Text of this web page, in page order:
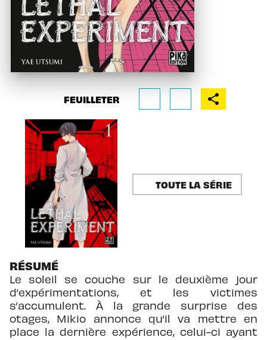
FEUILLETER
TOUTE LA SÉRIE
RÉSUMÉ
Le soleil se couche sur le deuxième jour
d’expérimentations, et les victimes
s’accumulent. À la grande surprise des
otages, Mikio annonce qu’il va mettre en
place la dernière expérience, celui-ci ayant